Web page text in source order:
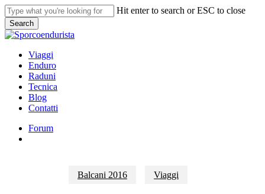
Skip
to
main
content
Hit enter to search or ESC to close
Search
Close
search
Menu
Viaggi
Enduro
Raduni
Tecnica
Blog
Contatti
Forum
Balcani 2016 Viaggi